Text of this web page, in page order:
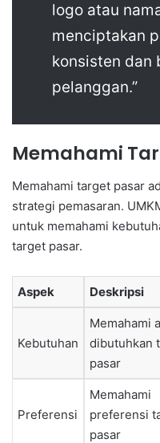
logo atau
menciptakan
konsisten dan
pelanggan.”
Memahami
Memahami target pasar
strategi pemasaran.
untuk memahami
target pasar.
Aspek Deskripsi
Kebutuhan
Memahami
dibutuhkan
pasar
Preferensi
Memahami
preferensi
pasar